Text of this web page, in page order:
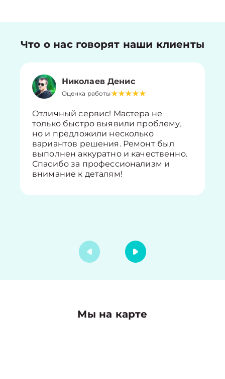
Что о нас говорят наши клиенты
Николаев Денис
Оценка работы
Отличный сервис! Мастера не
только быстро выявили проблему,
но и предложили несколько
вариантов решения. Ремонт был
выполнен аккуратно и качественно.
Спасибо за профессионализм и
внимание к деталям!
Мы на карте